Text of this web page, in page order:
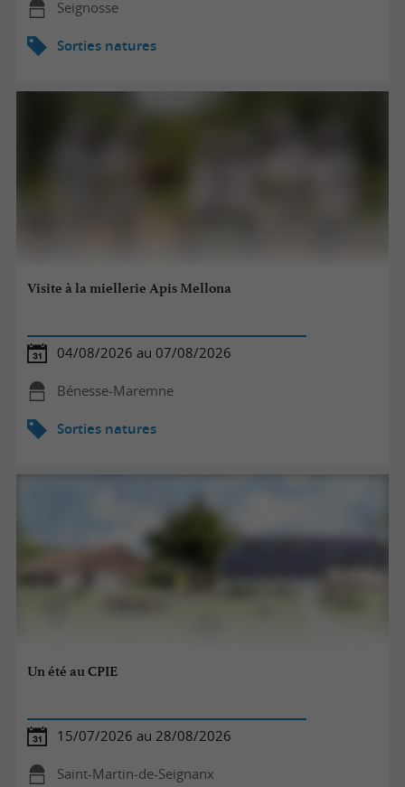
Seignosse
Sorties natures
Visite à la miellerie Apis Mellona
04/08/2026 au 07/08/2026
Bénesse-Maremne
Sorties natures
Un été au CPIE
15/07/2026 au 28/08/2026
Saint-Martin-de-Seignanx